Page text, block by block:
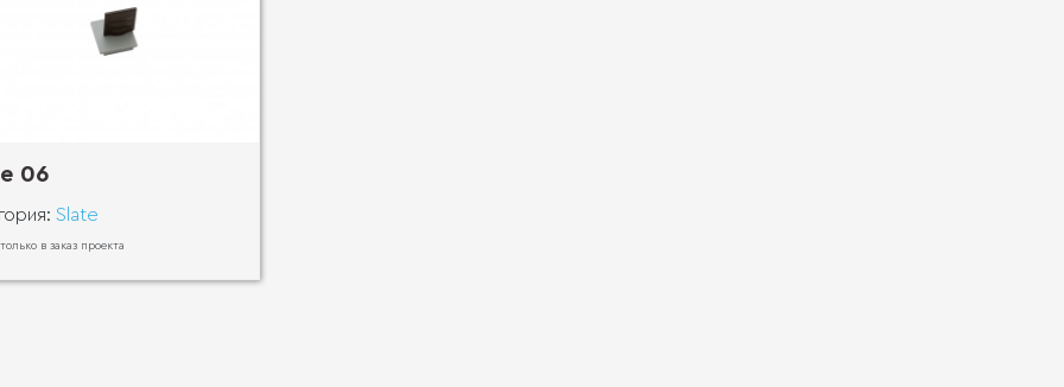
06
Slate
в заказ проекта